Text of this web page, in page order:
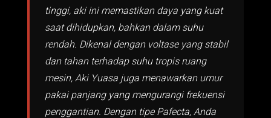
tinggi, aki ini memastikan daya yang kuat
saat dihidupkan, bahkan dalam suhu
rendah. Dikenal dengan voltase yang stabil
dan tahan terhadap suhu tropis ruang
mesin, Aki Yuasa juga menawarkan umur
pakai panjang yang mengurangi frekuensi
penggantian. Dengan tipe Pafecta, Anda